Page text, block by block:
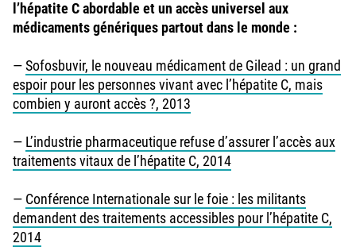
l’hépatite C abordable et un accès universel aux
médicaments génériques partout dans le monde :
—Sofosbuvir, le nouveau médicament de Gilead : un grand
espoir pour les personnes vivant avec l’hépatite C, mais
combien y auront accès ?, 2013
— L’industrie pharmaceutique refuse d’assurer l’accès aux
traitements vitaux de l’hépatite C, 2014
— Conférence Internationale sur le foie : les militants
demandent des traitements accessibles pour l’hépatite C,
2014